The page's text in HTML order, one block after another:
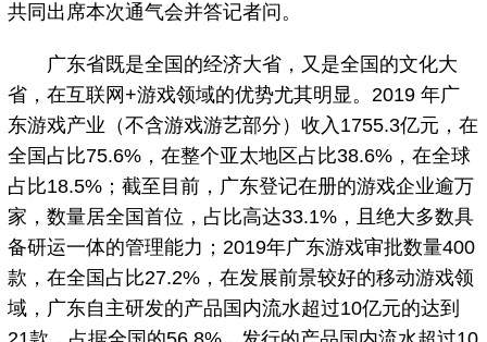
共同出席本次通气会并答记者问。
广东省既是全国的经济大省，又是全国的文化大
省，在互联网+游戏领域的优势尤其明显。2019 年广
东游戏产业（不含游戏游艺部分）收入1755.3亿元，在
全国占比75.6%，在整个亚太地区占比38.6%，在全球
占比18.5%；截至目前，广东登记在册的游戏企业逾万
家，数量居全国首位，占比高达33.1%，且绝大多数具
备研运一体的管理能力；2019年广东游戏审批数量400
款，在全国占比27.2%，在发展前景较好的移动游戏领
域，广东自主研发的产品国内流水超过10亿元的达到